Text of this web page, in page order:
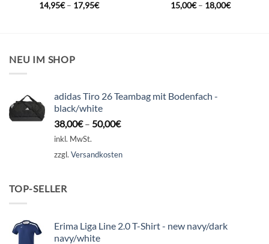
14,95€– 17,95€
15,00€– 18,00€
NEU IM SHOP
adidas Tiro 26 Teambag mit Bodenfach -
black/white
38,00€– 50,00€
inkl. MwSt.
zzgl. Versandkosten
TOP-SELLER
Erima Liga Line 2.0 T-Shirt - new navy/dark
navy/white